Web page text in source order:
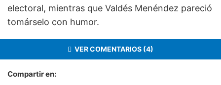
electoral, mientras que Valdés Menéndez pareció
tomárselo con humor.
VER COMENTARIOS (4)
Compartir en: